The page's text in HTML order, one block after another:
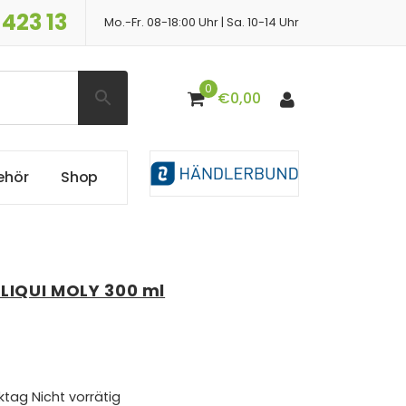
13 Mo.-Fr. 08-18:00 Uhr | Sa. 10-14 Uhr
0 €0,00
hör Shop
MOLY 300 ml
Nicht vorrätig